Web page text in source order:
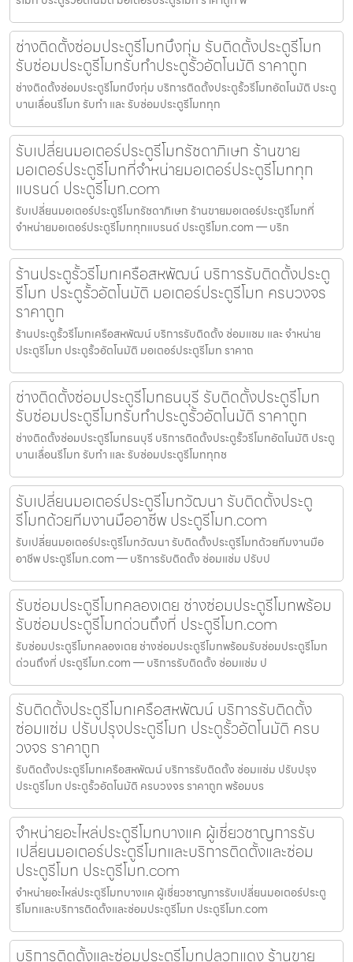
ช่างติดตั้งซ่อมประตูรีโมทบึงกุ่ม รับติดตั้งประตูรีโมท
รับซ่อมประตูรีโมทรับทำประตูรั้วอัตโนมัติ ราคาถูก
ช่างติดตั้งซ่อมประตูรีโมทบึงกุ่ม บริการติดตั้งประตูรั้วรีโมทอัตโนมัติ ประตู
บานเลื่อนรีโมท รับทำ และ รับซ่อมประตูรีโมททุก
รับเปลี่ยนมอเตอร์ประตูรีโมทรัชดาภิเษก ร้านขาย
มอเตอร์ประตูรีโมทที่จำหน่ายมอเตอร์ประตูรีโมททุก
แบรนด์ ประตูรีโมท.com
รับเปลี่ยนมอเตอร์ประตูรีโมทรัชดาภิเษก ร้านขายมอเตอร์ประตูรีโมทที่
จำหน่ายมอเตอร์ประตูรีโมททุกแบรนด์ ประตูรีโมท.com — บริก
ร้านประตูรั้วรีโมทเครือสหพัฒน์ บริการรับติดตั้งประตู
รีโมท ประตูรั้วอัตโนมัติ มอเตอร์ประตูรีโมท ครบวงจร
ราคาถูก
ร้านประตูรั้วรีโมทเครือสหพัฒน์ บริการรับติดตั้ง ซ่อมแซม และ จำหน่าย
ประตูรีโมท ประตูรั้วอัตโนมัติ มอเตอร์ประตูรีโมท ราคาถ
ช่างติดตั้งซ่อมประตูรีโมทธนบุรี รับติดตั้งประตูรีโมท
รับซ่อมประตูรีโมทรับทำประตูรั้วอัตโนมัติ ราคาถูก
ช่างติดตั้งซ่อมประตูรีโมทธนบุรี บริการติดตั้งประตูรั้วรีโมทอัตโนมัติ ประตู
บานเลื่อนรีโมท รับทำ และ รับซ่อมประตูรีโมททุกช
รับเปลี่ยนมอเตอร์ประตูรีโมทวัฒนา รับติดตั้งประตู
รีโมทด้วยทีมงานมืออาชีพ ประตูรีโมท.com
รับเปลี่ยนมอเตอร์ประตูรีโมทวัฒนา รับติดตั้งประตูรีโมทด้วยทีมงานมือ
อาชีพ ประตูรีโมท.com — บริการรับติดตั้ง ซ่อมแซ่ม ปรับป
รับซ่อมประตูรีโมทคลองเตย ช่างซ่อมประตูรีโมทพร้อม
รับซ่อมประตูรีโมทด่วนถึงที่ ประตูรีโมท.com
รับซ่อมประตูรีโมทคลองเตย ช่างซ่อมประตูรีโมทพร้อมรับซ่อมประตูรีโมท
ด่วนถึงที่ ประตูรีโมท.com — บริการรับติดตั้ง ซ่อมแซ่ม ป
รับติดตั้งประตูรีโมทเครือสหพัฒน์ บริการรับติดตั้ง
ซ่อมแซ่ม ปรับปรุงประตูรีโมท ประตูรั้วอัตโนมัติ ครบ
วงจร ราคาถูก
รับติดตั้งประตูรีโมทเครือสหพัฒน์ บริการรับติดตั้ง ซ่อมแซ่ม ปรับปรุง
ประตูรีโมท ประตูรั้วอัตโนมัติ ครบวงจร ราคาถูก พร้อมบร
จำหน่ายอะไหล่ประตูรีโมทบางแค ผู้เชี่ยวชาญการรับ
เปลี่ยนมอเตอร์ประตูรีโมทและบริการติดตั้งและซ่อม
ประตูรีโมท ประตูรีโมท.com
จำหน่ายอะไหล่ประตูรีโมทบางแค ผู้เชี่ยวชาญการรับเปลี่ยนมอเตอร์ประตู
รีโมทและบริการติดตั้งและซ่อมประตูรีโมท ประตูรีโมท.com
บริการติดตั้งและซ่อมประตูรีโมทปลวกแดง ร้านขาย